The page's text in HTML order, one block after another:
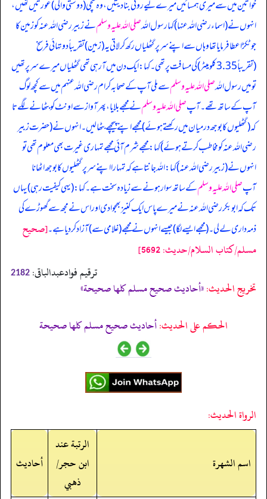
خواتین میں سے میری ہمسائیں میرے لیے روٹی بنا دیتیں، وہ سچی (دوستی والی) عورتیں تھیں،
انہوں نے (اسماء رضی اللہ عنہا) کہا رسول اللہصلی اللہ علیہ وسلمنے زبیر رضی اللہ عنہ کو زمین کا
جو ٹکڑا عطا فرمایا تھا وہاں سے اپنے سر پر گٹھلیاں رکھ کر لاتی یہ (زمین) تقریباً دو تہائی فرسخ
(تقریباً 3.35 کلومیٹر) کی مسافت پر تھی۔ کہا: ایک دن میں آ رہی تھی گٹھلیاں میرے سر پر تھیں
تو میں رسول اللہصلی اللہ علیہ وسلمسے ملی آپ کے صحابہ کرام رضی اللہ عنہم میں سے کچھ لوگ
آپ کے ساتھ تھے۔ آپصلی اللہ علیہ وسلمنے مجھے بلایا، پھر آواز سے اونٹ کو بٹھانے لگے تا
کہ (گٹھلیوں کا بوجھ درمیان میں رکھتے ہوئے) مجھے اپنے پیچھے بٹھا لیں۔ انہوں نے (حضرت زبیر
رضی اللہ عنہ کو مخاطب کرتے ہوئے) کہا: مجھے شرم آئی مجھے تمہاری غیرت بھی معلوم تھی تو
انہوں نے (زبیر رضی اللہ عنہ) کہا: اللہ جانتا ہے کہ تمہارا اپنے سر پر گٹھلیوں کا بوجھ اٹھانا
آپصلی اللہ علیہ وسلمکے ساتھ سوار ہونے سے زیادہ سخت ہے۔ کہا: (یہی کیفیت رہی) یہاں
تک کہ ابوبکر رضی اللہ عنہ نے میرے پاس ایک کنیز بھجوادی اور اس نے مجھ سے گھوڑے کی
ذمہ داری لے لی۔ (مجھے ایسے لگا) جیسے انہوں نے مجھے (غلامی سے) آزاد کر دیا ہے۔[صحيح
مسلم/كتاب السلام/حدیث: 5692]
ترقیم فوادعبدالباقی: 2182
تخریج الحدیث:«أحاديث صحيح مسلم كلها صحيحة»
الحكم على الحديث:أحاديث صحيح مسلم كلها صحيحة
الرواة الحديث:
اسم الشهرة
الرتبة عند
ابن حجر/
ذهبي
أحاديث